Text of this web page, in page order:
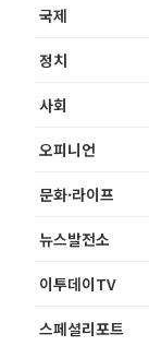
국제
정치
사회
오피니언
문화·라이프
뉴스발전소
이투데이TV
스페셜리포트